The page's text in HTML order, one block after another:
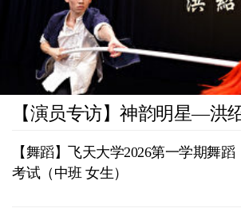
【演员专访】神韵明星—洪
【舞蹈】飞天大学2026第一学期舞蹈
考试（中班 女生）